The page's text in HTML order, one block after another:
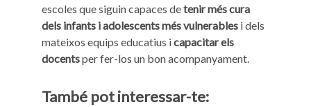
escoles que siguin capaces detenir més cura
dels infants i adolescents més vulnerables i dels
mateixos equips educatius icapacitar els
docentsper fer-los un bon acompanyament.
També pot interessar-te: